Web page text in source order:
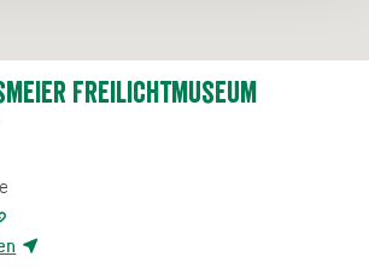
Freilichtmuseum